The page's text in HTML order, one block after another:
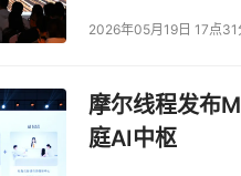
2026年05月19日 17点31
摩尔线程发布
庭AI中枢